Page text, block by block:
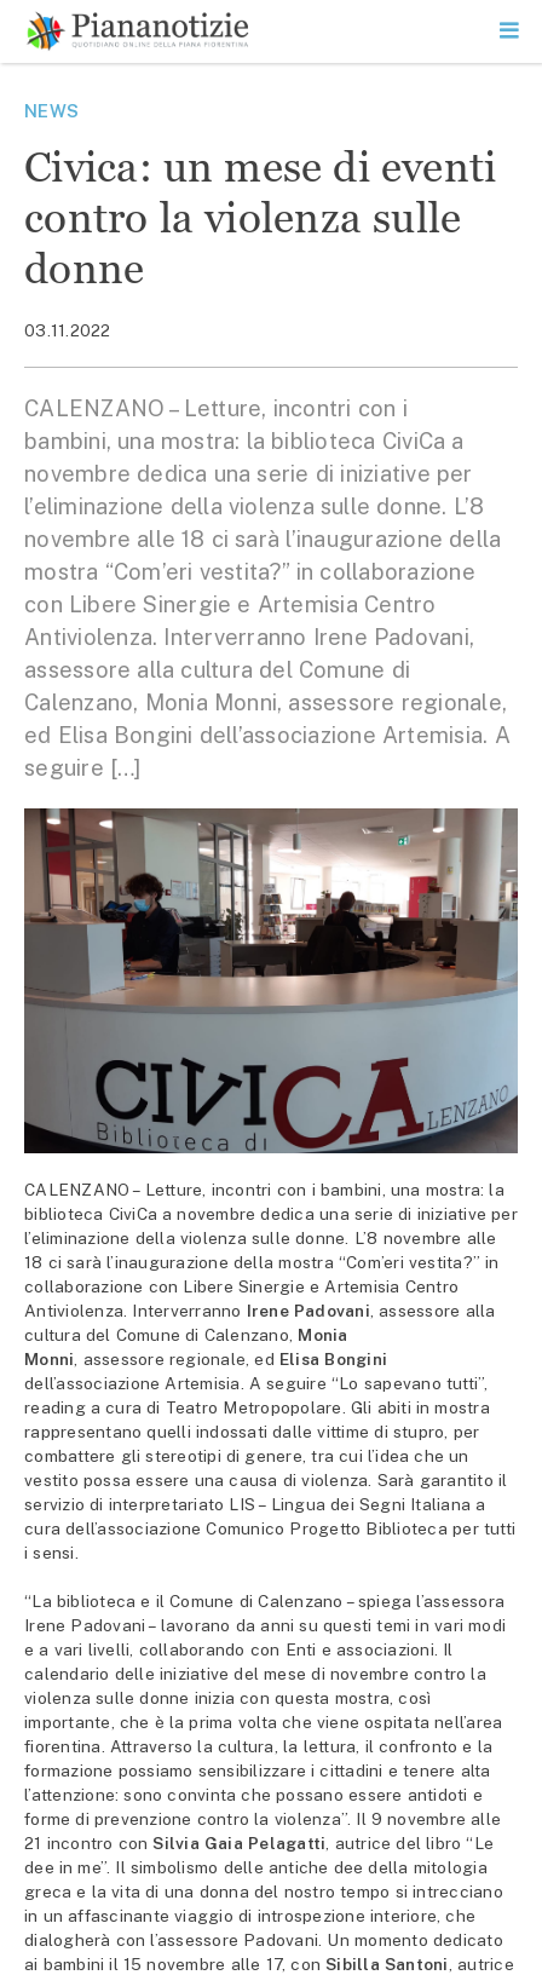
contenuto
SEARCH
NEWS
Civica: un mese di eventi
contro la violenza sulle
donne
03.11.2022
CALENZANO – Letture, incontri con i
bambini, una mostra: la biblioteca CiviCa a
novembre dedica una serie di iniziative per
l’eliminazione della violenza sulle donne. L’8
novembre alle 18 ci sarà l’inaugurazione della
mostra “Com’eri vestita?” in collaborazione
con Libere Sinergie e Artemisia Centro
Antiviolenza. Interverranno Irene Padovani,
assessore alla cultura del Comune di
Calenzano, Monia Monni, assessore regionale,
ed Elisa Bongini dell’associazione Artemisia. A
seguire […]
CALENZANO – Letture, incontri con i bambini, una mostra: la
biblioteca CiviCa a novembre dedica una serie di iniziative per
l’eliminazione della violenza sulle donne. L’8 novembre alle
18 ci sarà l’inaugurazione della mostra “Com’eri vestita?” in
collaborazione con Libere Sinergie e Artemisia Centro
Antiviolenza. Interverranno Irene Padovani , assessore alla
cultura del Comune di Calenzano, Monia
Monni , assessore regionale, ed Elisa Bongini
dell’associazione Artemisia. A seguire “Lo sapevano tutti”,
reading a cura di Teatro Metropopolare. Gli abiti in mostra
rappresentano quelli indossati dalle vittime di stupro, per
combattere gli stereotipi di genere, tra cui l’idea che un
vestito possa essere una causa di violenza. Sarà garantito il
servizio di interpretariato LIS – Lingua dei Segni Italiana a
cura dell’associazione Comunico Progetto Biblioteca per tutti
i sensi.
“La biblioteca e il Comune di Calenzano – spiega l’assessora
Irene Padovani – lavorano da anni su questi temi in vari modi
e a vari livelli, collaborando con Enti e associazioni. Il
calendario delle iniziative del mese di novembre contro la
violenza sulle donne inizia con questa mostra, così
importante, che è la prima volta che viene ospitata nell’area
fiorentina. Attraverso la cultura, la lettura, il confronto e la
formazione possiamo sensibilizzare i cittadini e tenere alta
l’attenzione: sono convinta che possano essere antidoti e
forme di prevenzione contro la violenza”. Il 9 novembre alle
21 incontro conSilvia Gaia Pelagatti , autrice del libro “Le
dee in me”. Il simbolismo delle antiche dee della mitologia
greca e la vita di una donna del nostro tempo si intrecciano
in un affascinante viaggio di introspezione interiore, che
dialogherà con l’assessore Padovani. Un momento dedicato
ai bambini il 15 novembre alle 17, conSibilla Santoni , autrice